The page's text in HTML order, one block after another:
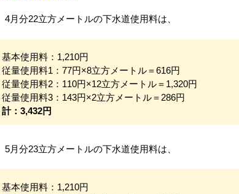
4月分22立方メートルの下水道使用料は、
基本使用料：1,210円
従量使用料1：77円×8立方メートル＝616円
従量使用料2：110円×12立方メートル＝1,320円
従量使用料3：143円×2立方メートル＝286円
計：3,432円
5月分23立方メートルの下水道使用料は、
基本使用料：1,210円